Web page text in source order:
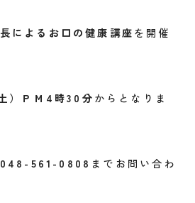
によるお口の健康講座を開催
）ＰＭ4時30分からとなりま
048-561-0808 までお問い合わ